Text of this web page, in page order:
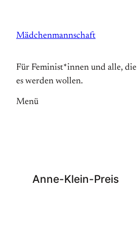
springen
Mädchenmannschaft
Für Feminist*innen und alle, die
es werden wollen.
Menü
Anne-Klein-Preis